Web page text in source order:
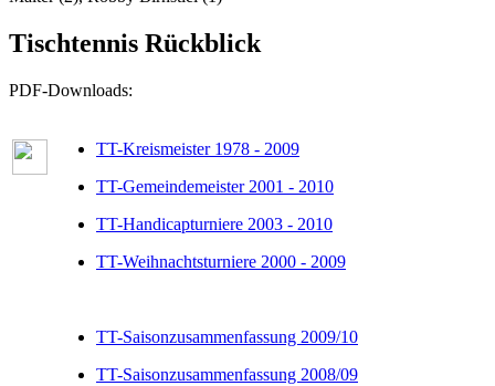
Tischtennis Rückblick
PDF-Downloads:
TT-Kreismeister 1978 - 2009
TT-Gemeindemeister 2001 - 2010
TT-Handicapturniere 2003 - 2010
TT-Weihnachtsturniere 2000 - 2009
TT-Saisonzusammenfassung 2009/10
TT-Saisonzusammenfassung 2008/09